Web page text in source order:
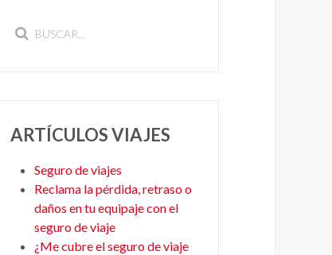
ARTÍCULOS VIAJES
Seguro de viajes
Reclama la pérdida, retraso o
daños en tu equipaje con el
seguro de viaje
¿Me cubre el seguro de viaje